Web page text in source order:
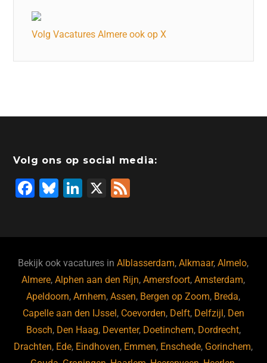
Volg Vacatures Almere ook op X
Volg ons op social media:
F
b
o
o
k
Bl
ky
Li
dI
n
X
Bekijk ook vacatures inAlblasserdam,Alkmaar,Almelo,
Almere,Alphen aan den Rijn,Amersfoort,Amsterdam,
Apeldoorn,Arnhem,Assen, Bergen op Zoom, Breda,
Capelle aan den IJssel, Coevorden, Delft, Delfzijl, Den
Bosch, Den Haag, Deventer, Doetinchem, Dordrecht,
Drachten, Ede, Eindhoven, Emmen, Enschede, Gorinchem,